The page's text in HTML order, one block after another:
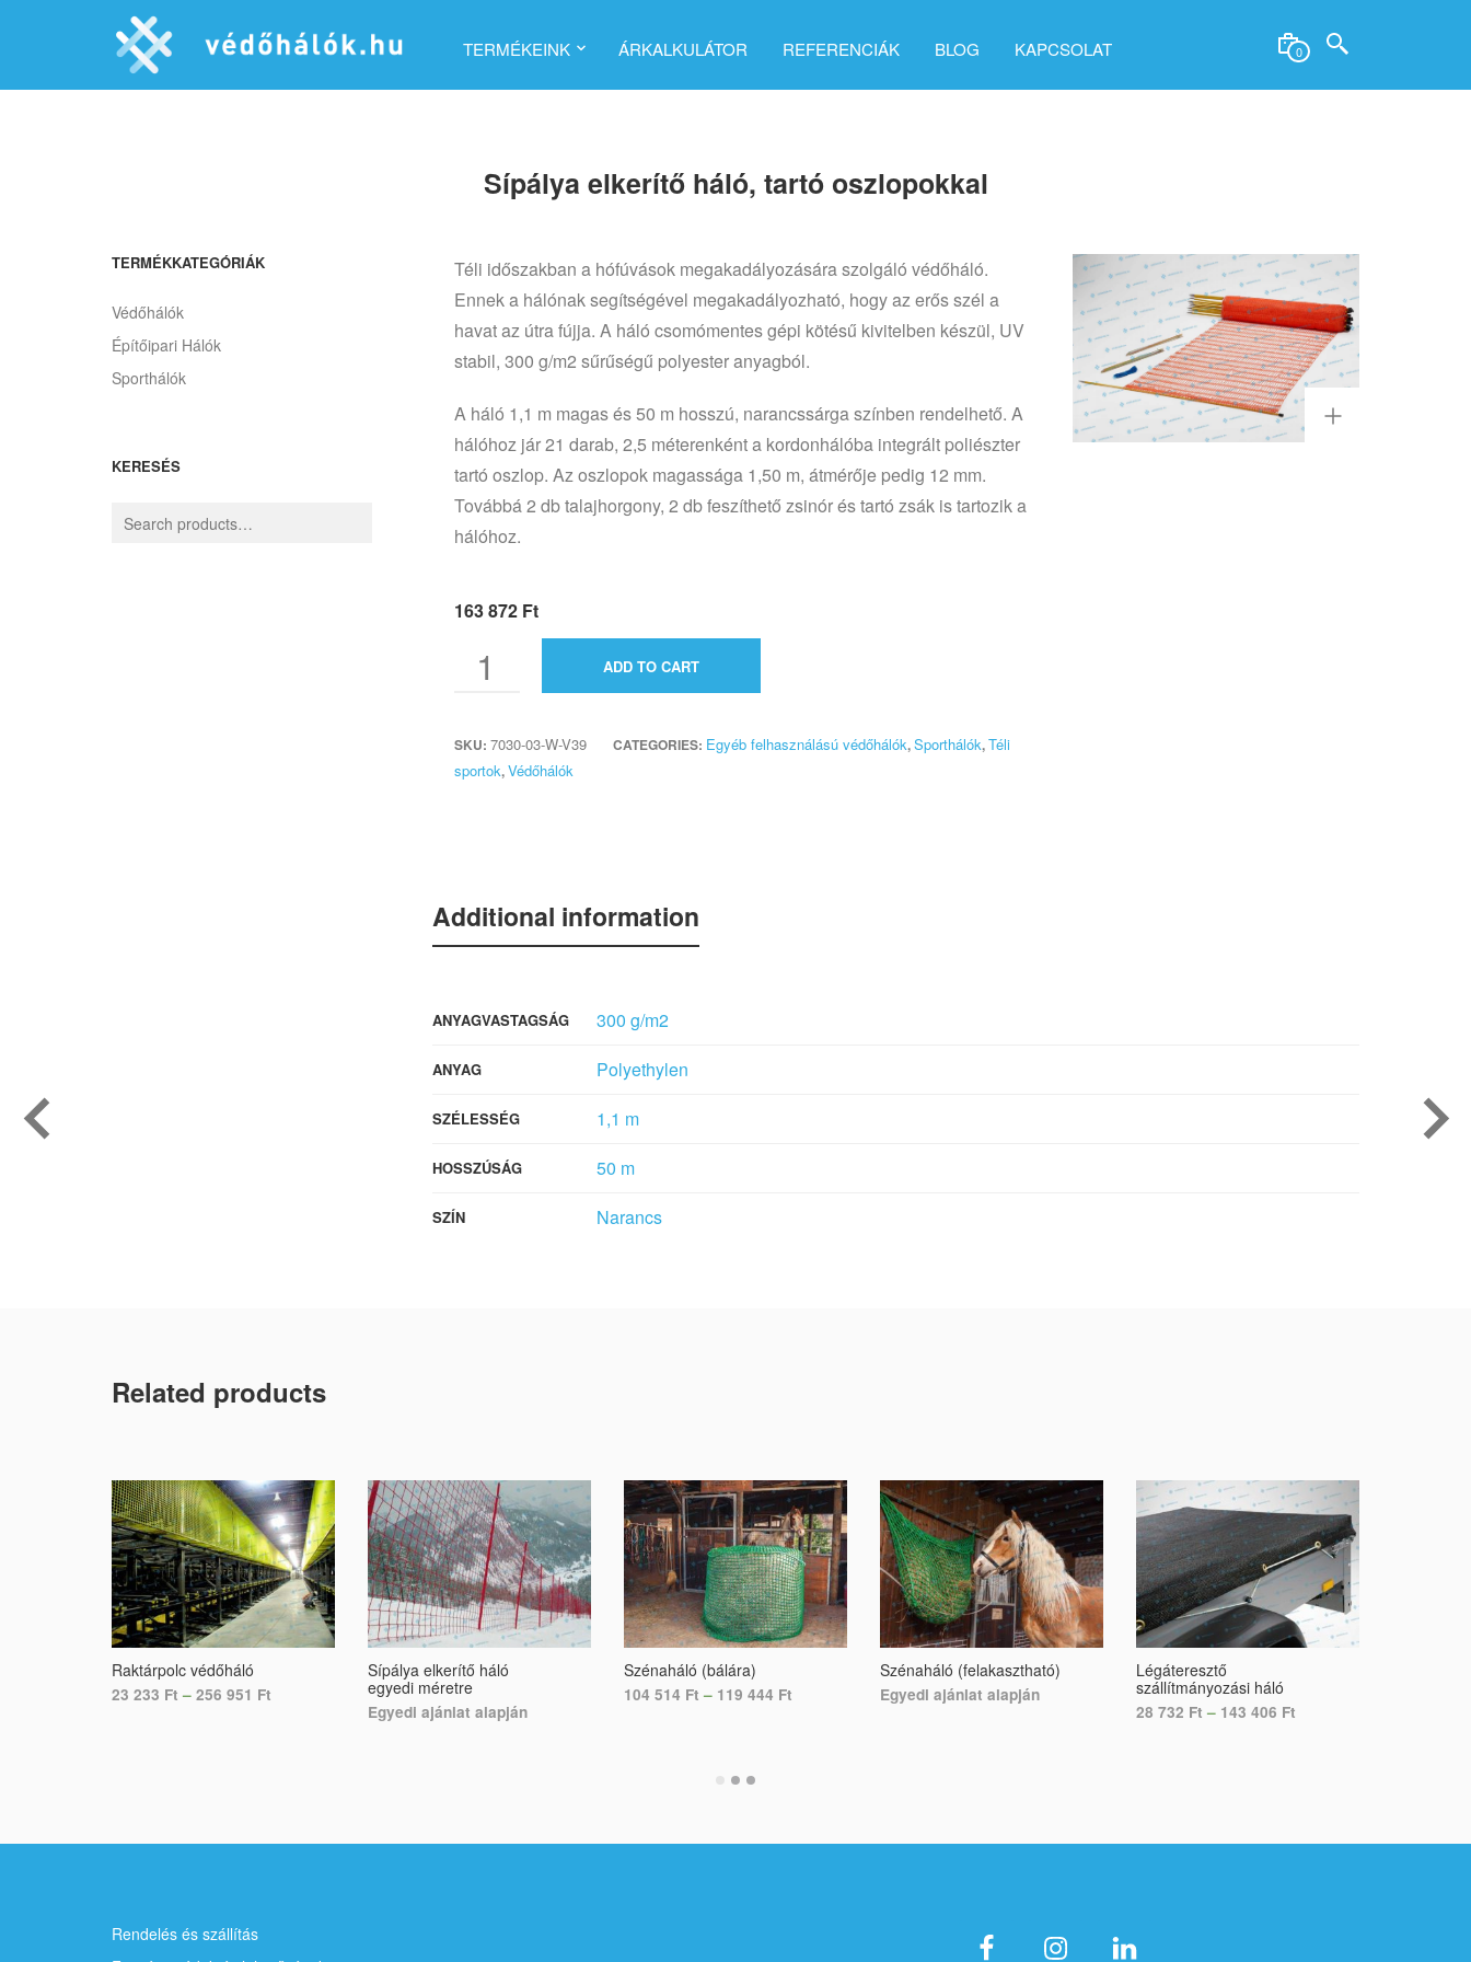
TERMÉKEINK ÁRKALKULÁTOR REFERENCIÁK BLOG KAPCSOLAT 0
Sípálya elkerítő háló, tartó oszlopokkal
TERMÉKKATEGÓRIÁK
Védőhálók
Építőipari Hálók
Sporthálók
KERESÉS
Téli időszakban a hófúvások megakadályozására szolgáló védőháló.
Ennek a hálónak segítségével megakadályozható, hogy az erős szél a
havat az útra fújja. A háló csomómentes gépi kötésű kivitelben készül, UV
stabil, 300 g/m2 sűrűségű polyester anyagból.
A háló 1,1 m magas és 50 m hosszú, narancssárga színben rendelhető. A
hálóhoz jár 21 darab, 2,5 méterenként a kordonhálóba integrált poliészter
tartó oszlop. Az oszlopok magassága 1,50 m, átmérője pedig 12 mm.
Továbbá 2 db talajhorgony, 2 db feszíthető zsinór és tartó zsák is tartozik a
hálóhoz.
163 872 Ft
ADD TO CART
SKU: 7030-03-W-V39 CATEGORIES: Egyéb felhasználású védőhálók,Sporthálók,Téli
sportok,Védőhálók
Additional information
ANYAGVASTAGSÁG 300 g/m2
ANYAG Polyethylen
SZÉLESSÉG 1,1 m
HOSSZÚSÁG 50 m
SZÍN Narancs
Related products
Raktárpolc védőháló
23 233 Ft – 256 951 Ft
Sípálya elkerítő háló
egyedi méretre
Egyedi ajánlat alapján
Szénaháló (bálára)
104 514 Ft – 119 444 Ft
Szénaháló (felakasztható)
Egyedi ajánlat alapján
Légáteresztő
szállítmányozási háló
28 732 Ft – 143 406 Ft
Rendelés és szállítás